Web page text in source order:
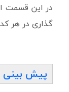
در این قسمت
گذاری در هر
پیش بینی